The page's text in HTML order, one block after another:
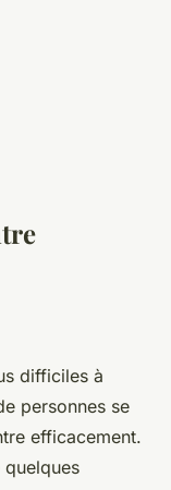
difficiles à
personnes se
efficacement.
quelques